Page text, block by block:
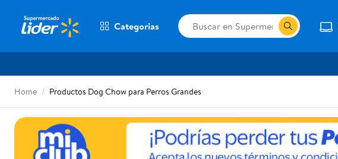
Categorias
Home Productos Dog Chow para Perros Grandes